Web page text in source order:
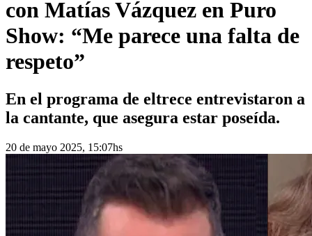
con Matías Vázquez en Puro
Show: “Me parece una falta de
respeto”
En el programa de eltrece entrevistaron a
la cantante, que asegura estar poseída.
20 de mayo 2025, 15:07hs